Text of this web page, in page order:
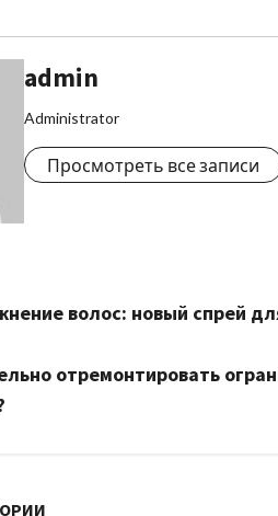
admin
Administrator
Просмотреть все записи
волос: новый спрей
отремонтировать